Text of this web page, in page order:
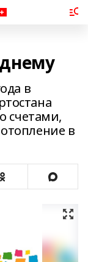
в
счетами,
в